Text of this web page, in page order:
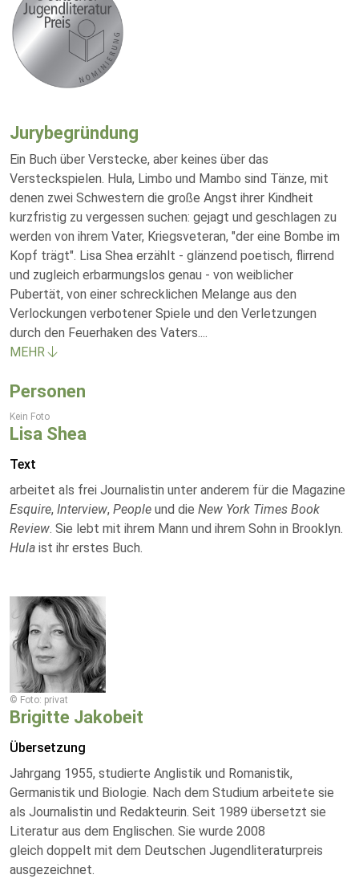
Jurybegründung
Ein Buch über Verstecke, aber keines über das
Versteckspielen. Hula, Limbo und Mambo sind Tänze, mit
denen zwei Schwestern die große Angst ihrer Kindheit
kurzfristig zu vergessen suchen: gejagt und geschlagen zu
werden von ihrem Vater, Kriegsveteran, "der eine Bombe im
Kopf trägt". Lisa Shea erzählt - glänzend poetisch, flirrend
und zugleich erbarmungslos genau - von weiblicher
Pubertät, von einer schrecklichen Melange aus den
Verlockungen verbotener Spiele und den Verletzungen
durch den Feuerhaken des Vaters....
MEHR
Personen
Kein Foto
Lisa Shea
Text
arbeitet als frei Journalistin unter anderem für die Magazine
Esquire, Interview, People und die New York Times Book
Review. Sie lebt mit ihrem Mann und ihrem Sohn in Brooklyn.
Hula ist ihr erstes Buch.
© Foto: privat
Brigitte Jakobeit
Übersetzung
Jahrgang 1955, studierte Anglistik und Romanistik,
Germanistik und Biologie. Nach dem Studium arbeitete sie
als Journalistin und Redakteurin. Seit 1989 übersetzt sie
Literatur aus dem Englischen. Sie wurde 2008
gleich doppelt mit dem Deutschen Jugendliteraturpreis
ausgezeichnet.